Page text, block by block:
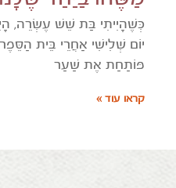
כְּשֶׁהָיִיתִי בַּת שֵׁשׁ עֶשְׂרֵה,
יוֹם שְׁלִישִׁי אַחֲרֵי בֵּית
פּוֹתַחַת אֶת שַׁעַר
קראו עוד »